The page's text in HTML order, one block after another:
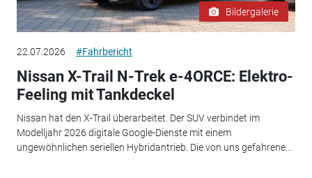
Bildergalerie
22.07.2026 #Fahrbericht
Nissan X-Trail N-Trek e-4ORCE: Elektro-
Feeling mit Tankdeckel
Nissan hat den X-Trail überarbeitet. Der SUV verbindet im
Modelljahr 2026 digitale Google-Dienste mit einem
ungewöhnlichen seriellen Hybridantrieb. Die von uns gefahrene...